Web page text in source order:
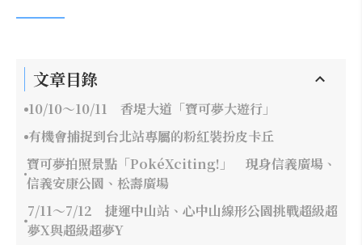
文章目錄
10/10～10/11 香堤大道「寶可夢大遊行」
有機會捕捉到台北站專屬的粉紅裝扮皮卡丘
寶可夢拍照景點「PokéXciting!」 現身信義廣場、
信義安康公園、松壽廣場
7/11～7/12 捷運中山站、心中山線形公園挑戰超級超
夢X與超級超夢Y